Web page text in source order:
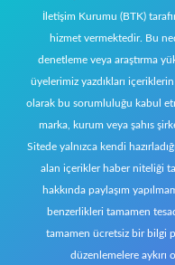
İletişim Kurumu (BTK)
hizmet vermektedir. Bu
denetleme veya araştırma
üyelerimiz yazdıkları
olarak bu sorumluluğu kabul
marka, kurum veya şahıs
Sitede yalnızca kendi
alan içerikler haber niteliği
hakkında paylaşım
benzerlikleri tamamen
tamamen ücretsiz bir bilgi
düzenlemelere